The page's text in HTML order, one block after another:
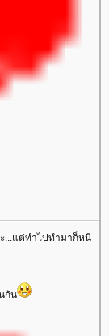
ะ...แต่ทำไปทำมาก็หนี
กัน